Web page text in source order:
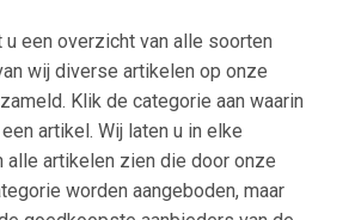
een overzicht van alle soorten
wij diverse artikelen op onze
Klik de categorie aan waarin
artikel. Wij laten u in elke
alle artikelen zien die door onze
worden aangeboden, maar